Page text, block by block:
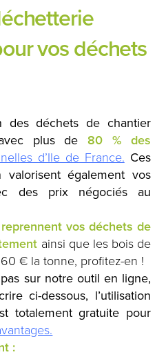
vos déchets
des déchets de chantier
avec plus de80 % des
d’Ile de France. Ces
également vos
des prix négociés au
reprennent vos déchets de
ainsi que les bois de
€ la tonne, profitez-en !
sur notre outil en ligne,
ci-dessous, l’utilisation
totalement gratuite pour
: